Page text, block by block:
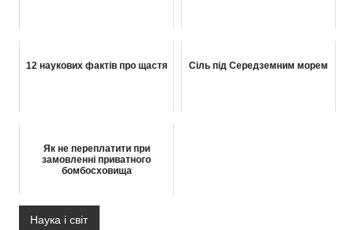
12 наукових фактів про щастя Сіль під Середземним морем
Як не переплатити при
замовленні приватного
бомбосховища
Наука і світ